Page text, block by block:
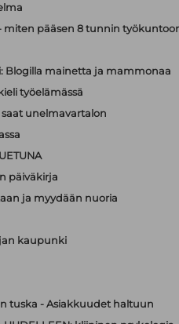
- miten pääsen 8 tunnin
Blogilla mainetta ja mammonaa
työelämässä
saat unelmavartalon
päiväkirja
ja myydään nuoria
kaupunki
tuska - Asiakkuudet haltuun